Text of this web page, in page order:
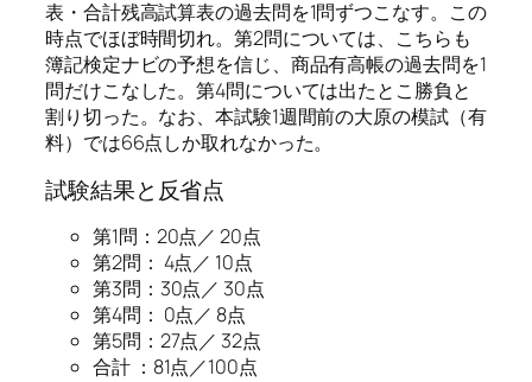
表・合計残高試算表の過去問を1問ずつこなす。この
時点でほぼ時間切れ。第2問については、こちらも
簿記検定ナビの予想を信じ、商品有高帳の過去問を1
問だけこなした。第4問については出たとこ勝負と
割り切った。なお、本試験1週間前の大原の模試（有
料）では66点しか取れなかった。
試験結果と反省点
第1問：20点／ 20点
第2問： 4点／ 10点
第3問：30点／ 30点
第4問： 0点／ 8点
第5問：27点／ 32点
合計 ：81点／100点